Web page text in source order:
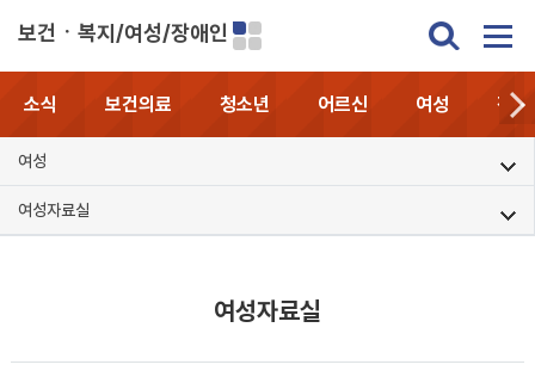
보건ㆍ복지/여성/장애인
소식 보건의료 청소년 어르신 여성 장애
여성
여성자료실
여성자료실